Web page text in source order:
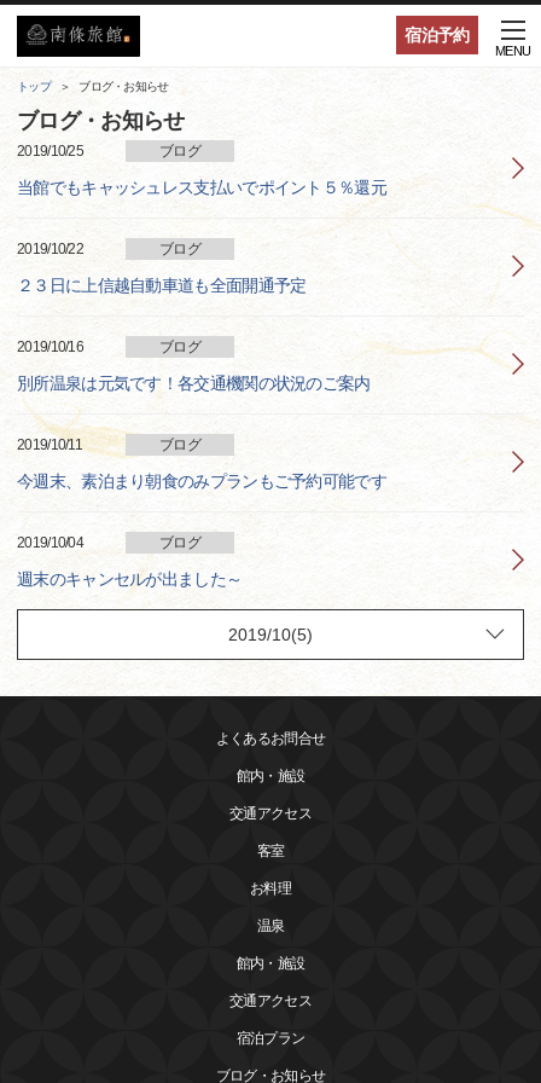
宿泊予約
MENU
トップ ブログ・お知らせ
ブログ・お知らせ
2019/10/25 ブログ
当館でもキャッシュレス支払いでポイント５％還元
2019/10/22 ブログ
２３日に上信越自動車道も全面開通予定
2019/10/16 ブログ
別所温泉は元気です！各交通機関の状況のご案内
2019/10/11 ブログ
今週末、素泊まり朝食のみプランもご予約可能です
2019/10/04 ブログ
週末のキャンセルが出ました～
よくあるお問合せ
館内・施設
交通アクセス
客室
お料理
温泉
館内・施設
交通アクセス
宿泊プラン
ブログ・お知らせ